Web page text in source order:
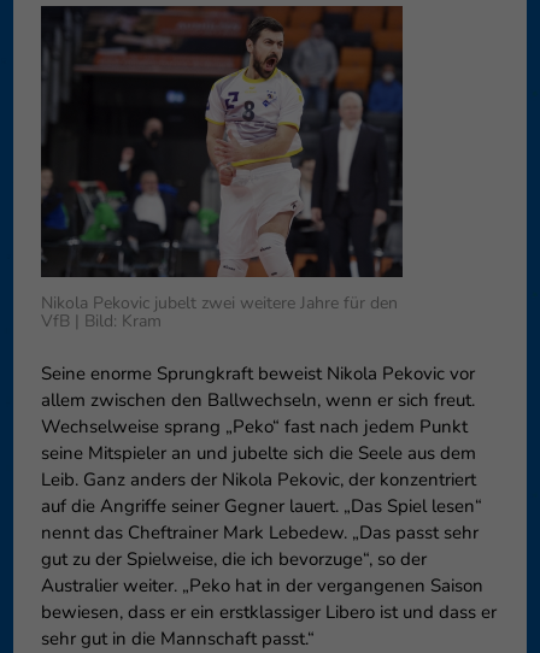
Nikola Pekovic jubelt zwei weitere Jahre für den
VfB | Bild: Kram
Seine enorme Sprungkraft beweist Nikola Pekovic vor
allem zwischen den Ballwechseln, wenn er sich freut.
Wechselweise sprang „Peko“ fast nach jedem Punkt
seine Mitspieler an und jubelte sich die Seele aus dem
Leib. Ganz anders der Nikola Pekovic, der konzentriert
auf die Angriffe seiner Gegner lauert. „Das Spiel lesen“
nennt das Cheftrainer Mark Lebedew. „Das passt sehr
gut zu der Spielweise, die ich bevorzuge“, so der
Australier weiter. „Peko hat in der vergangenen Saison
bewiesen, dass er ein erstklassiger Libero ist und dass er
sehr gut in die Mannschaft passt.“
können Ihre Einwilligung zu ganzen Kategorien geben oder sich
weitere Informationen anzeigen lassen und so nur bestimmte
Cookies auswählen.
Nur essenzielle Cookies akzeptieren
Zurück
Datenschutzeinstellungen
Essenziell (1)
Essenzielle Cookies ermöglichen grundlegende Funktionen und sind für
die einwandfreie Funktion der Website erforderlich.
Cookie-Informationen anzeigen
Externe Medien (6)
Inhalte von Videoplattformen und Social-Media-Plattformen werden
standardmäßig blockiert. Wenn Cookies von externen Medien akzeptiert
werden, bedarf der Zugriff auf diese Inhalte keiner manuellen
Einwilligung mehr.
Cookie-Informationen anzeigen
Datenschutzerklärung Impressum